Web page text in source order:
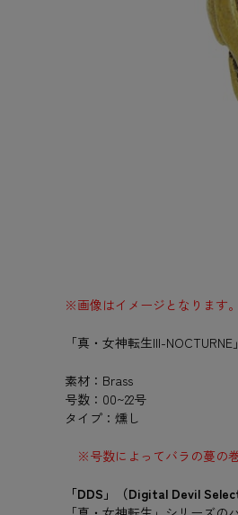
※画像はイメージとなります。
「真・女神転生III-
素材：Brass
号数：00~22号
タイプ：燻し
※号数によってバラの蔓の
「DDS」（Digital Devil